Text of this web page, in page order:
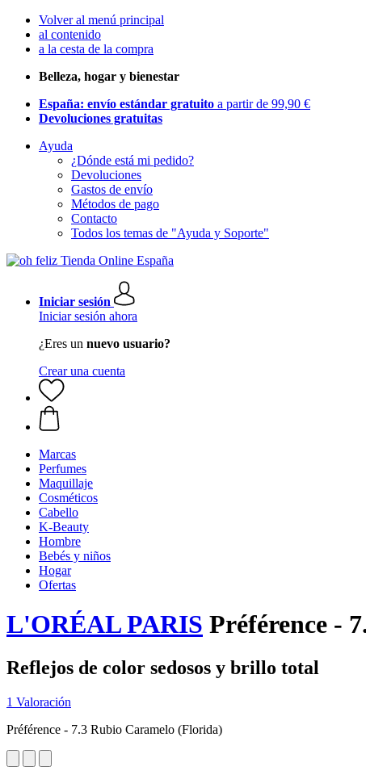
Volver al menú principal
al contenido
a la cesta de la compra
Belleza, hogar y bienestar
España: envío estándar gratuito a partir de 99,90 €
Devoluciones gratuitas
Ayuda
¿Dónde está mi pedido?
Devoluciones
Gastos de envío
Métodos de pago
Contacto
Todos los temas de "Ayuda y Soporte"
Iniciar sesión
Iniciar sesión ahora
¿Eres un nuevo usuario?
Crear una cuenta
Marcas
Perfumes
Maquillaje
Cosméticos
Cabello
K-Beauty
Hombre
Bebés y niños
Hogar
Ofertas
L'ORÉAL PARIS Préférence -
Reflejos de color sedosos y brillo total
1 Valoración
Préférence - 7.3 Rubio Caramelo (Florida)